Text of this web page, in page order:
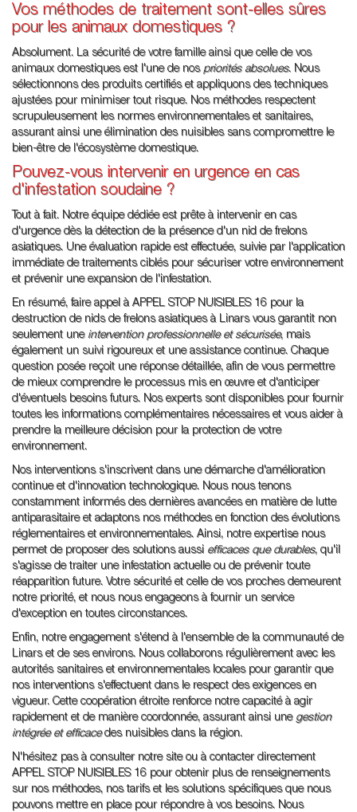
Vos méthodes de traitement sont-elles sûres
pour les animaux domestiques ?
Absolument. La sécurité de votre famille ainsi que celle de vos
animaux domestiques est l'une de nos priorités absolues. Nous
sélectionnons des produits certifiés et appliquons des techniques
ajustées pour minimiser tout risque. Nos méthodes respectent
scrupuleusement les normes environnementales et sanitaires,
assurant ainsi une élimination des nuisibles sans compromettre le
bien-être de l'écosystème domestique.
Pouvez-vous intervenir en urgence en cas
d'infestation soudaine ?
Tout à fait. Notre équipe dédiée est prête à intervenir en cas
d'urgence dès la détection de la présence d'un nid de frelons
asiatiques. Une évaluation rapide est effectuée, suivie par l'application
immédiate de traitements ciblés pour sécuriser votre environnement
et prévenir une expansion de l'infestation.
En résumé, faire appel à APPEL STOP NUISIBLES 16 pour la
destruction de nids de frelons asiatiques à Linars vous garantit non
seulement une intervention professionnelle et sécurisée, mais
également un suivi rigoureux et une assistance continue. Chaque
question posée reçoit une réponse détaillée, afin de vous permettre
de mieux comprendre le processus mis en œuvre et d'anticiper
d'éventuels besoins futurs. Nos experts sont disponibles pour fournir
toutes les informations complémentaires nécessaires et vous aider à
prendre la meilleure décision pour la protection de votre
environnement.
Nos interventions s'inscrivent dans une démarche d'amélioration
continue et d'innovation technologique. Nous nous tenons
constamment informés des dernières avancées en matière de lutte
antiparasitaire et adaptons nos méthodes en fonction des évolutions
réglementaires et environnementales. Ainsi, notre expertise nous
permet de proposer des solutions aussi efficaces que durables, qu'il
s'agisse de traiter une infestation actuelle ou de prévenir toute
réapparition future. Votre sécurité et celle de vos proches demeurent
notre priorité, et nous nous engageons à fournir un service
d'exception en toutes circonstances.
Enfin, notre engagement s'étend à l'ensemble de la communauté de
Linars et de ses environs. Nous collaborons régulièrement avec les
autorités sanitaires et environnementales locales pour garantir que
nos interventions s'effectuent dans le respect des exigences en
vigueur. Cette coopération étroite renforce notre capacité à agir
rapidement et de manière coordonnée, assurant ainsi une gestion
intégrée et efficacedes nuisibles dans la région.
N'hésitez pas à consulter notre site ou à contacter directement
APPEL STOP NUISIBLES 16 pour obtenir plus de renseignements
sur nos méthodes, nos tarifs et les solutions spécifiques que nous
pouvons mettre en place pour répondre à vos besoins. Nous